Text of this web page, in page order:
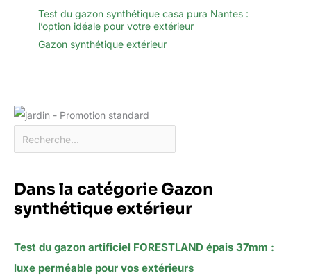
Test du gazon synthétique casa pura Nantes :
l’option idéale pour votre extérieur
Gazon synthétique extérieur
Dans la catégorie Gazon
synthétique extérieur
Test du gazon artificiel FORESTLAND épais 37mm :
luxe perméable pour vos extérieurs